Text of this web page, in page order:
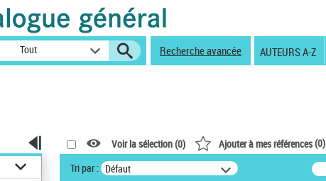
Tout Recherche avancée AUTEURS A-Z
Voir la sélection (0) Ajouter à mes références(0)
Tri par : Défaut